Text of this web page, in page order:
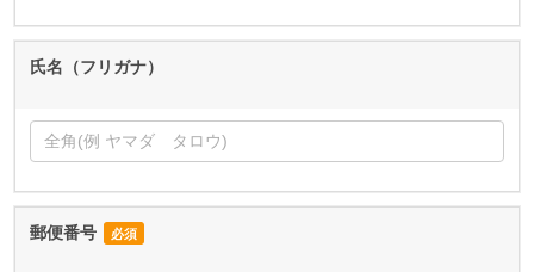
氏名（フリガナ）
郵便番号 必須